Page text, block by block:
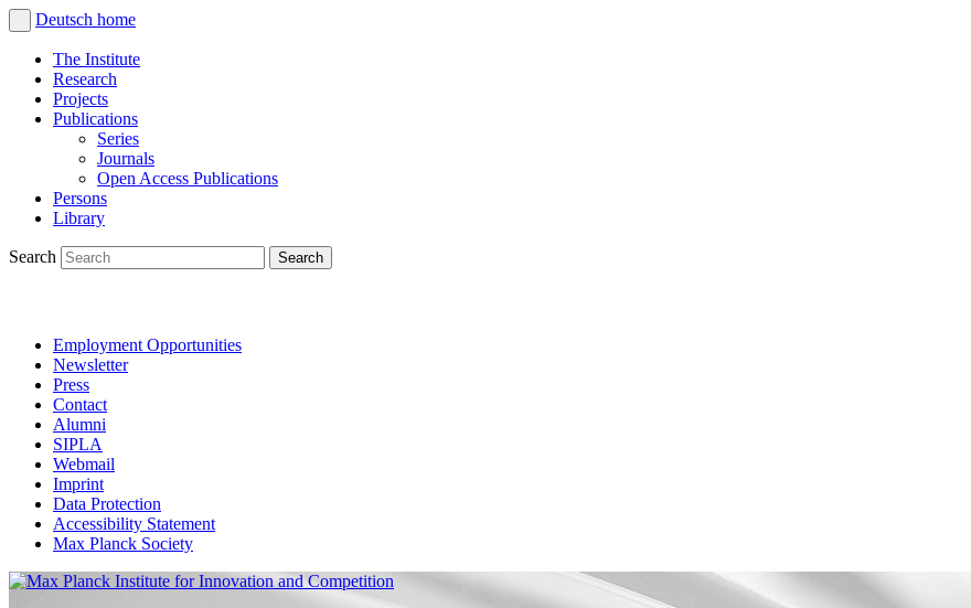
Deutsch home
The Institute
Research
Projects
Publications
Series
Journals
Open Access Publications
Persons
Library
Search
Employment Opportunities
Newsletter
Press
Contact
Alumni
SIPLA
Webmail
Imprint
Data Protection
Accessibility Statement
Max Planck Society